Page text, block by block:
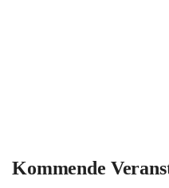
Kommende